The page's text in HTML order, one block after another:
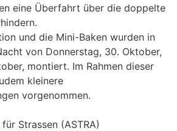
eine Überfahrt über die doppelte
und die Mini-Baken wurden in
von Donnerstag, 30. Oktober,
montiert. Im Rahmen dieser
kleinere
vorgenommen.
Strassen (ASTRA)